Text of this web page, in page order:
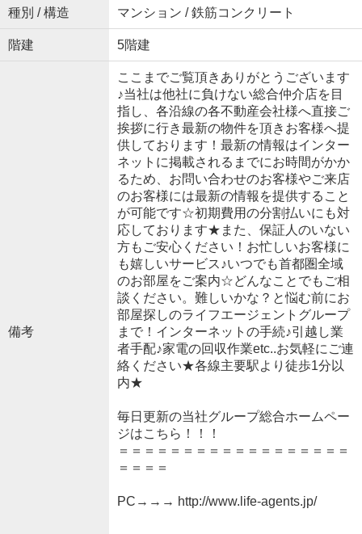
種別 / 構造 マンション / 鉄筋コンクリート
階建 5階建
備考
ここまでご覧頂きありがとうございます
♪当社は他社に負けない総合仲介店を目
指し、各沿線の各不動産会社様へ直接ご
挨拶に行き最新の物件を頂きお客様へ提
供しております！最新の情報はインター
ネットに掲載されるまでにお時間がかか
るため、お問い合わせのお客様やご来店
のお客様には最新の情報を提供すること
が可能です☆初期費用の分割払いにも対
応しております★また、保証人のいない
方もご安心ください！お忙しいお客様に
も嬉しいサービス♪いつでも首都圏全域
のお部屋をご案内☆どんなことでもご相
談ください。難しいかな？と悩む前にお
部屋探しのライフエージェントグループ
まで！インターネットの手続♪引越し業
者手配♪家電の回収作業etc..お気軽にご連
絡ください★各線主要駅より徒歩1分以
内★
毎日更新の当社グループ総合ホームペー
ジはこちら！！！
＝＝＝＝＝＝＝＝＝＝＝＝＝＝＝＝＝＝
＝＝＝＝
PC→→→ http://www.life-agents.jp/